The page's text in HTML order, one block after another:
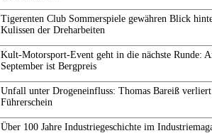
Tigerenten Club Sommerspiele gewähren Blick
Kulissen der Dreharbeiten
Kult-Motorsport-Event geht in die nächste Runde:
September ist Bergpreis
Unfall unter Drogeneinfluss: Thomas Bareiß verliert
Führerschein
Über 100 Jahre Industriegeschichte im